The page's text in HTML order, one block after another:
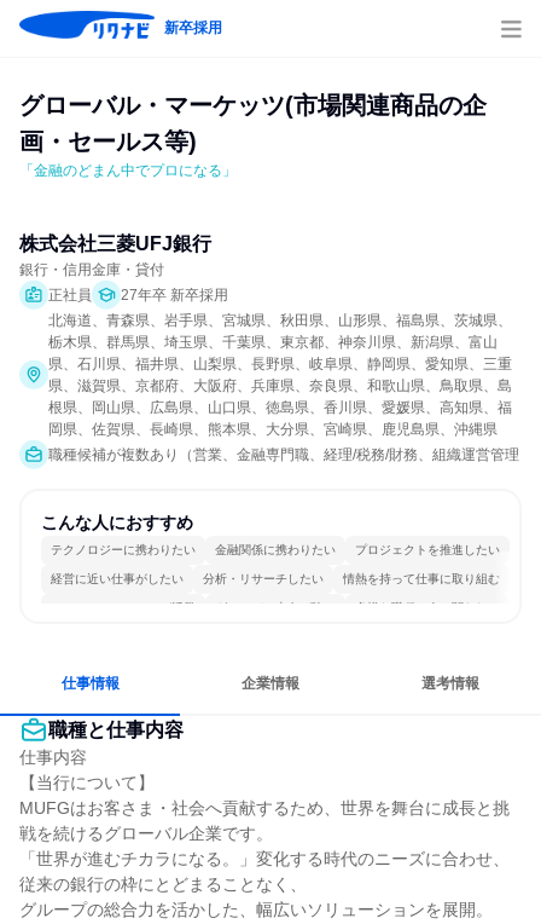
新卒採用
グローバル・マーケッツ(市場関連商品の企
画・セールス等)
「金融のどまん中でプロになる」
株式会社三菱UFJ銀行
銀行・信用金庫・貸付
正社員
27年卒 新卒採用
北海道、青森県、岩手県、宮城県、秋田県、山形県、福島県、茨城県、
栃木県、群馬県、埼玉県、千葉県、東京都、神奈川県、新潟県、富山
県、石川県、福井県、山梨県、長野県、岐阜県、静岡県、愛知県、三重
県、滋賀県、京都府、大阪府、兵庫県、奈良県、和歌山県、鳥取県、島
根県、岡山県、広島県、山口県、徳島県、香川県、愛媛県、高知県、福
岡県、佐賀県、長崎県、熊本県、大分県、宮崎県、鹿児島県、沖縄県
職種候補が複数あり（営業、金融専門職、経理/税務/財務、組織運営管理
こんな人におすすめ
テクノロジーに携わりたい 金融関係に携わりたい プロジェクトを推進したい
経営に近い仕事がしたい 分析・リサーチしたい 情熱を持って仕事に取り組む
コミュニケーションが活発 グローバル志向が強い 多様な職種の人と関われる
仕事情報 企業情報 選考情報
職種と仕事内容
仕事内容
【当行について】
MUFGはお客さま・社会へ貢献するため、世界を舞台に成長と挑
戦を続けるグローバル企業です。
「世界が進むチカラになる。」変化する時代のニーズに合わせ、
従来の銀行の枠にとどまることなく、
グループの総合力を活かした、幅広いソリューションを展開。